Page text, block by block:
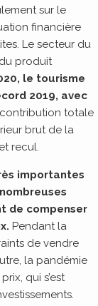
sur le
financière
Le secteur du
produit
le tourisme
2019, avec
contribution totale
brut de la
recul.
importantes
de compenser
Pendant la
de vendre
la pandémie
qui s’est